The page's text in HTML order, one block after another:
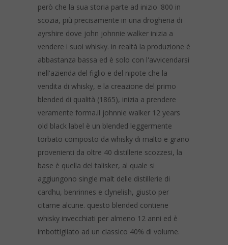
però che la sua storia parte ad inizio '800 in
scozia, più precisamente in una drogheria di
ayrshire dove john johnnie walker inizia a
vendere i suoi whisky. in realtà la produzione è
abbastanza bassa ed è solo con l'avvicendarsi
nell'azienda del figlio e del nipote che la
vendita di whisky, e la creazione del primo
blended di qualità (1865), inizia a prendere
veramente forma.il johnnie walker 12 years
old black label è un blended leggermente
torbato composto da whisky di malto e grano
provenienti da oltre 40 distillerie scozzesi, la
base è quella del talisker, al quale si
aggiungono single malt delle distillerie di
cardhu, benrinnes e clynelish, giusto per
citarne alcune. questo blended contiene
whisky invecchiati per almeno 12 anni ed è
imbottigliato ad un classico 40% di volume.